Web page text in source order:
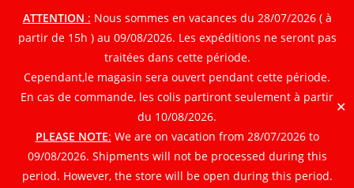
ATTENTION : Nous sommes en vacances du 28/07/2026 ( à
partir de 15h ) au 09/08/2026. Les expéditions ne seront pas
traitées dans cette période.
Cependant,le magasin sera ouvert pendant cette période.
En cas de commande, les colis partiront seulement à partir
du 10/08/2026.
PLEASE NOTE: We are on vacation from 28/07/2026 to
09/08/2026. Shipments will not be processed during this
period. However, the store will be open during this period.
✕